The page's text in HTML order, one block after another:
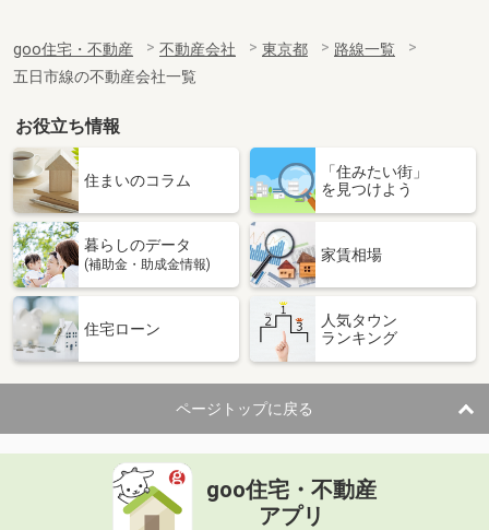
goo住宅・不動産 不動産会社 東京都
路線一覧
五日市線の不動産会社一覧
お役立ち情報
住まいのコラム
「住みたい街」
を見つけよう
暮らしのデータ
(補助金・助成金情報)
家賃相場
住宅ローン
人気タウン
ランキング
ページトップに戻る
goo住宅・不動産
アプリ